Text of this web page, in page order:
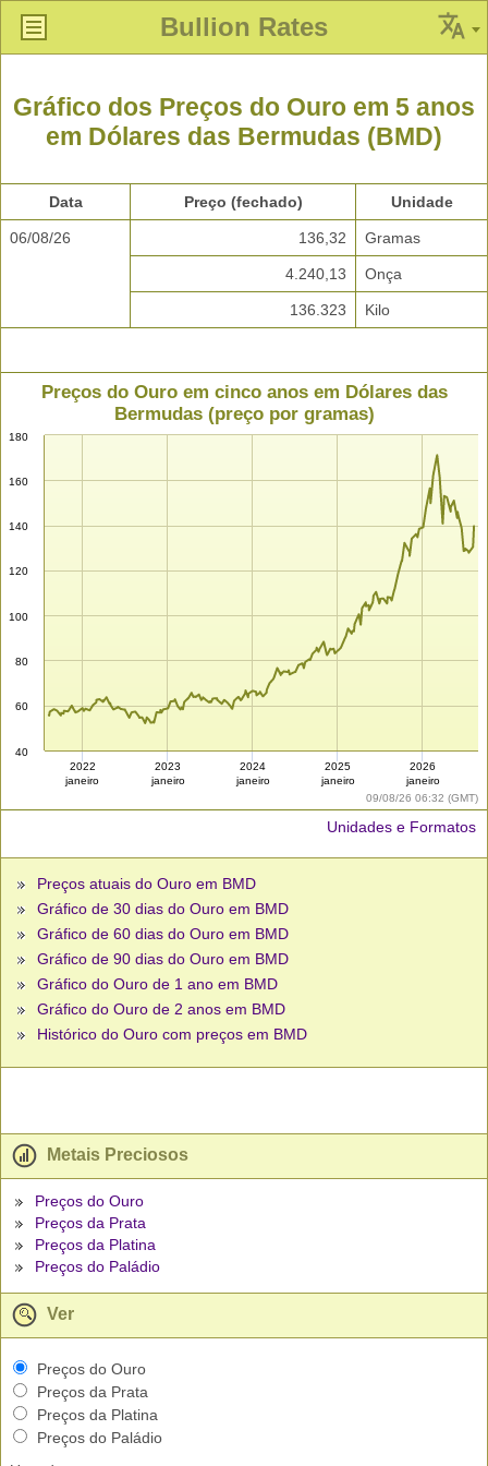
Bullion Rates
Gráfico dos Preços do Ouro em 5 anos
em Dólares das Bermudas (BMD)
Data Preço (fechado) Unidade
06/08/26 136,32 Gramas
4.240,13 Onça
136.323 Kilo
09/08/26 06:32 (GMT)
Preços do Ouro em cinco anos em Dólares das
Bermudas (preço por gramas)
40
60
80
100
120
140
160
180
2022
janeiro
2023
janeiro
2024
janeiro
2025
janeiro
2026
janeiro
Unidades e Formatos
Preços atuais do Ouro em BMD
Gráfico de 30 dias do Ouro em BMD
Gráfico de 60 dias do Ouro em BMD
Gráfico de 90 dias do Ouro em BMD
Gráfico do Ouro de 1 ano em BMD
Gráfico do Ouro de 2 anos em BMD
Histórico do Ouro com preços em BMD
Metais Preciosos
Preços do Ouro
Preços da Prata
Preços da Platina
Preços do Paládio
Ver
Preços do Ouro
Preços da Prata
Preços da Platina
Preços do Paládio